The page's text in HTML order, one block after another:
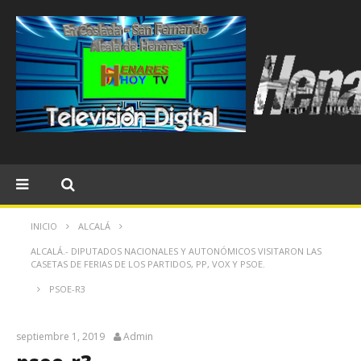
INICIO ALCALÁ
ALCALÁ.- DIPUTADOS NACIONALES Y AUTONÓMICOS VISITARON LAS
CASETAS DE FERIAS DE LOS PARTIDOS, PP, VOX Y PSOE.
PSOE-R3
septiembre 1, 2019 Admin